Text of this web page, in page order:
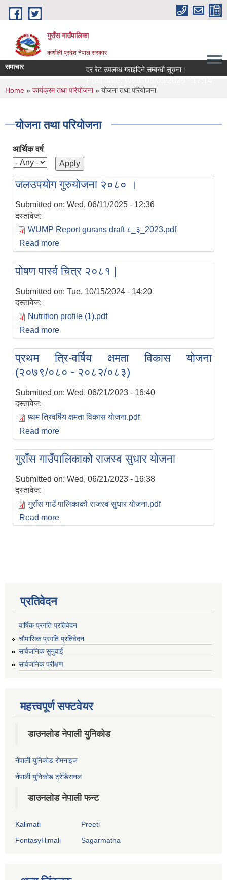
Skip to main content
गुराँस गाउँपालिका
कर्णाली प्रदेश नेपाल सरकार
समाचार दर रेट उपलब्ध गराइदिने सम्बन्धी सूचना।
You are here
Home » कार्यक्रम तथा परियोजना» योजना तथा परियोजना
योजना तथा परियोजना
आर्थिक वर्ष
जलउपयोग गुरुयोजना २०८० ।
Submitted on: Wed, 06/11/2025 - 12:36
दस्तावेज:
WUMP Report gurans draft ८_३_2023.pdf
Read more
पोषण पार्स्व चित्र २०८१ |
Submitted on: Tue, 10/15/2024 - 14:20
दस्तावेज:
Nutrition profile (1).pdf
Read more
प्रथम त्रि-वर्षिय क्षमता विकास योजना
(२०७९/०८० - २०८२/०८३)
Submitted on: Wed, 06/21/2023 - 16:40
दस्तावेज:
प्र्थम त्रिवर्षिय क्षमता विकास योजना.pdf
Read more
(२०७९/०८० - २०८२/०८३)
गुराँस गाउँपालिकाको राजस्व सुधार योजना
Submitted on: Wed, 06/21/2023 - 16:38
दस्तावेज:
गुराँस गाउँ पालिकाको राजस्व सुधार योजना.pdf
Read more
प्रतिवेदन
वार्षिक प्रगति प्रतिवेदन
चौमासिक प्रगति प्रतिवेदन
सार्वजनिक सुनुवाई
सार्वजनिक परीक्षण
महत्त्वपूर्ण सफ्टवेयर
डाउनलोड नेपाली युनिकोड
नेपाली युनिकोड रोमनाइज
नेपाली युनिकोड ट्रेडिसनल
डाउनलोड नेपाली फन्ट
Kalimati
Preeti
FontasyHimali
Sagarmatha